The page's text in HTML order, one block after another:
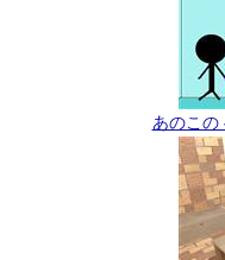
あのこの